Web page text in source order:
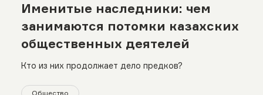
Именитые наследники: чем
занимаются потомки казахских
общественных деятелей
Кто из них продолжает дело предков?
Общество